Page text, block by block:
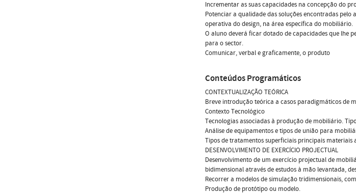
Incrementar as suas capacidades na concepção do
Potenciar a qualidade das soluções encontradas
operativa do design, na área específica do mobiliário.
O aluno deverá ficar dotado de capacidades que lhe
para o sector.
Comunicar, verbal e graficamente, o produto
Conteúdos Programáticos
CONTEXTUALIZAÇÃO TEÓRICA
Breve introdução teórica a casos paradigmáticos de
Contexto Tecnológico
Tecnologias associadas à produção de mobiliário.
Análise de equipamentos e tipos de união para
Tipos de tratamentos superficiais principais materiais
DESENVOLVIMENTO DE EXERCÍCIO PROJECTUAL
Desenvolvimento de um exercício projectual de
bidimensional através de estudos à mão levantada,
Recorrer a modelos de simulação tridimensionais,
Produção de protótipo ou modelo.